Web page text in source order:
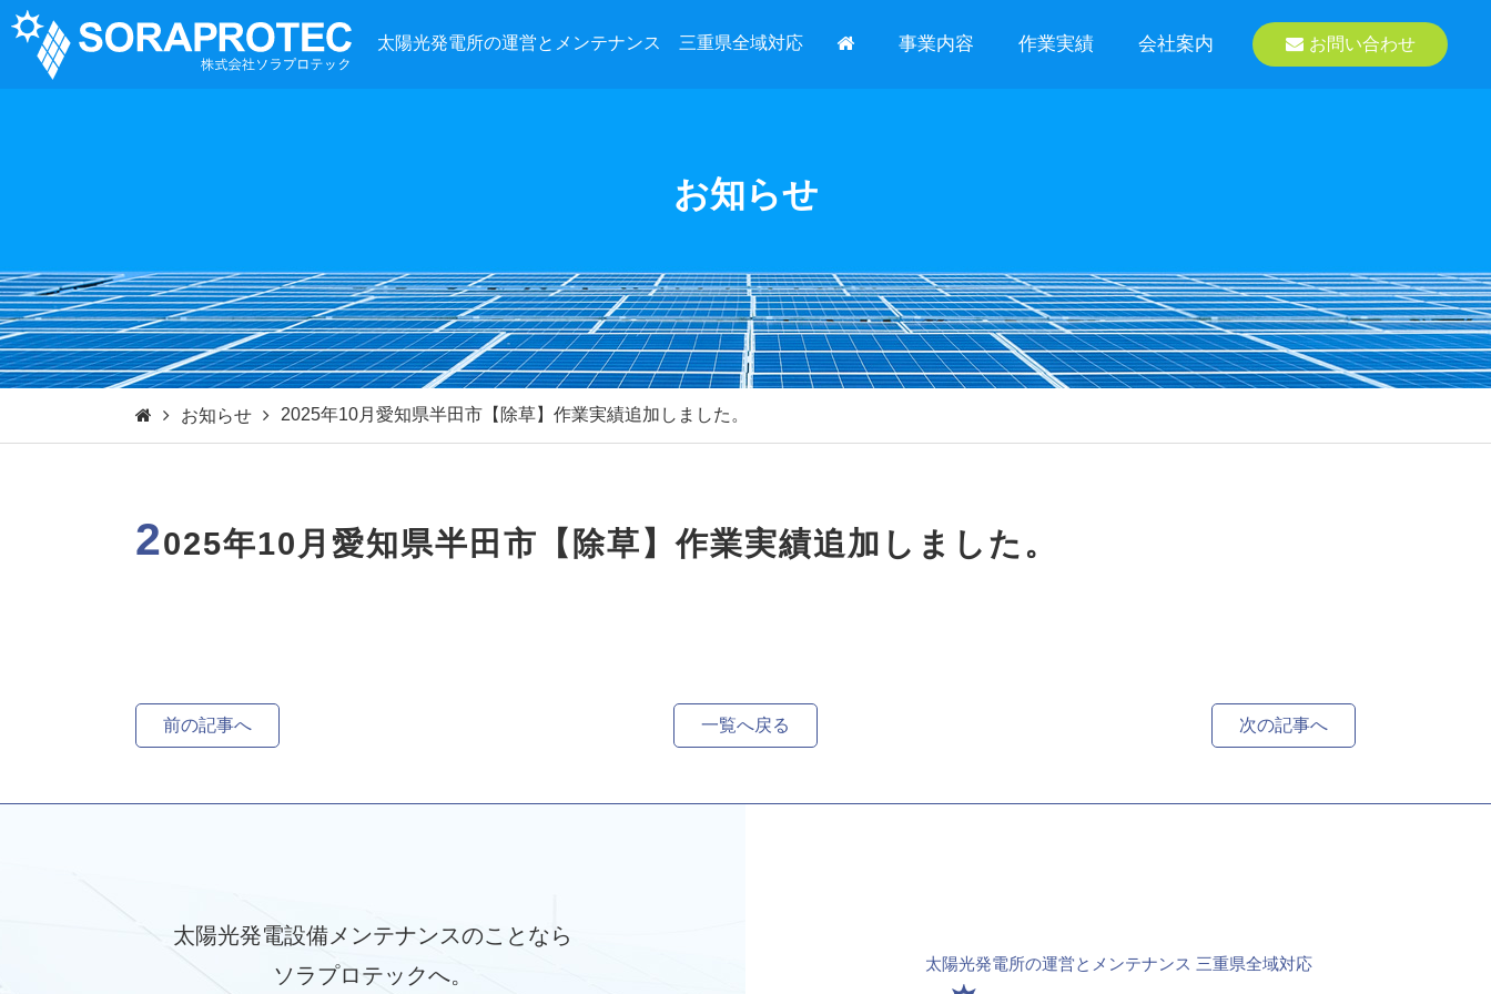
太陽光発電所の運営とメンテナンス 三重県全域対応 事業内容 作業実績 会社案内 お問い合わせ
お知らせ
お知らせ 2025年10月愛知県半田市【除草】作業実績追加しました。
2025年10月愛知県半田市【除草】作業実績追加しました。
前の記事へ 一覧へ戻る 次の記事へ
太陽光発電設備メンテナンスのことなら
ソラプロテックへ。
太陽光発電所の運営とメンテナンス 三重県全域対応